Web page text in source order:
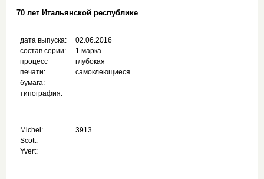
70 лет Итальянской республике
дата выпуска:
состав серии:
процесс
печати:
бумага:
типография:
02.06.2016
1 марка
глубокая
самоклеющиеся
Michel:
Scott:
Yvert:
3913